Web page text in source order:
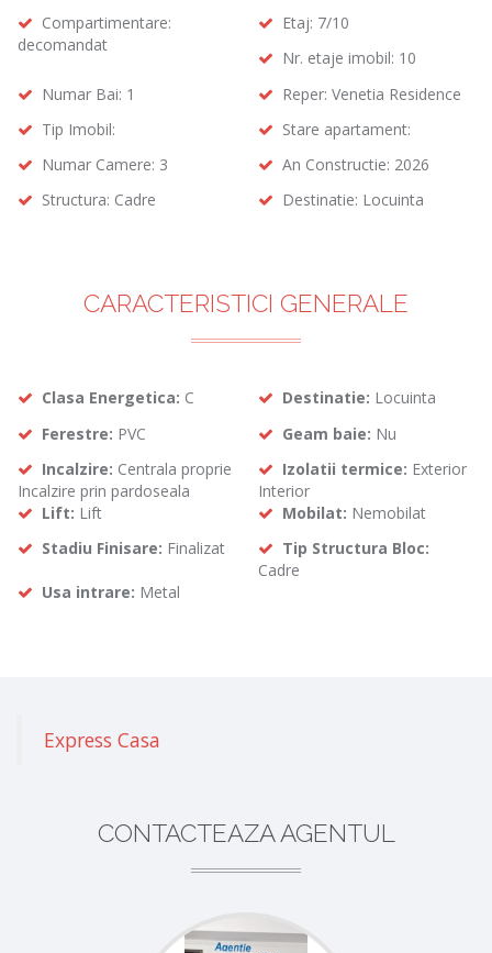
Compartimentare:
decomandat
Etaj: 7/10
Nr. etaje imobil: 10
Numar Bai: 1
Reper: Venetia Residence
Tip Imobil:
Stare apartament:
Numar Camere: 3
An Constructie: 2026
Structura: Cadre
Destinatie: Locuinta
CARACTERISTICI GENERALE
Clasa Energetica: C Destinatie: Locuinta
Ferestre: PVC Geam baie: Nu
Incalzire: Centrala proprie
Incalzire prin pardoseala
Izolatii termice: Exterior
Interior
Lift: Lift Mobilat: Nemobilat
Stadiu Finisare: Finalizat
Tip Structura Bloc:
Cadre
Usa intrare: Metal
Express Casa
CONTACTEAZA AGENTUL